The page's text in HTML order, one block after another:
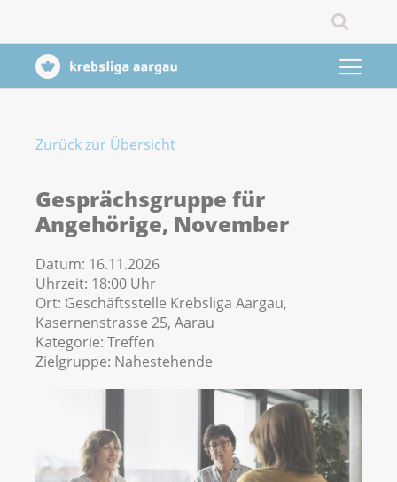
Zurück zur Übersicht
Gesprächsgruppe für
Angehörige, November
Datum: 16.11.2026
Uhrzeit: 18:00 Uhr
Ort: Geschäftsstelle Krebsliga Aargau,
Kasernenstrasse 25, Aarau
Kategorie: Treffen
Zielgruppe: Nahestehende